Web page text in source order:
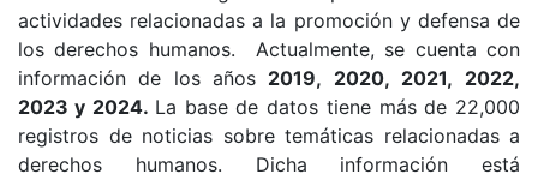
actividades relacionadas a la promoción y defensa de
los derechos humanos. Actualmente, se cuenta con
información de los años 2019, 2020, 2021, 2022,
2023 y 2024. La base de datos tiene más de 22,000
registros de noticias sobre temáticas relacionadas a
derechos humanos. Dicha información está